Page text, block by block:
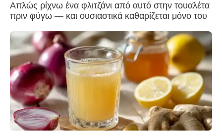
Απλώς ρίχνω ένα φλιτζάνι από αυτό στην τουαλέτα
πριν φύγω — και ουσιαστικά καθαρίζεται μόνο του